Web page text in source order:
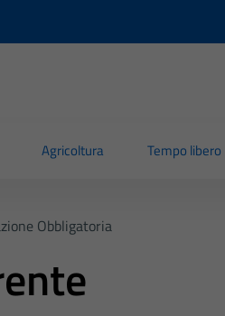
Agricoltura Tempo libero
Obbligatoria